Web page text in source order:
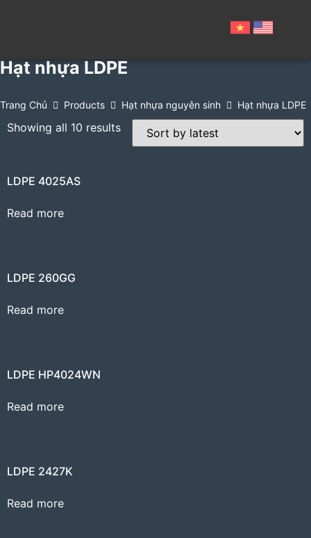
Hạt nhựa LDPE
Trang Chủ Products Hạt nhựa nguyên sinh Hạt nhựa LDPE
Showing all 10 results
LDPE 4025AS
Read more
LDPE 260GG
Read more
LDPE HP4024WN
Read more
LDPE 2427K
Read more